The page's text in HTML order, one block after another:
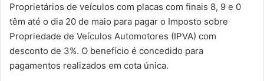
Proprietários de veículos com placas com finais 8, 9 e 0
têm até o dia 20 de maio para pagar o Imposto sobre
Propriedade de Veículos Automotores (IPVA) com
desconto de 3%. O benefício é concedido para
pagamentos realizados em cota única.